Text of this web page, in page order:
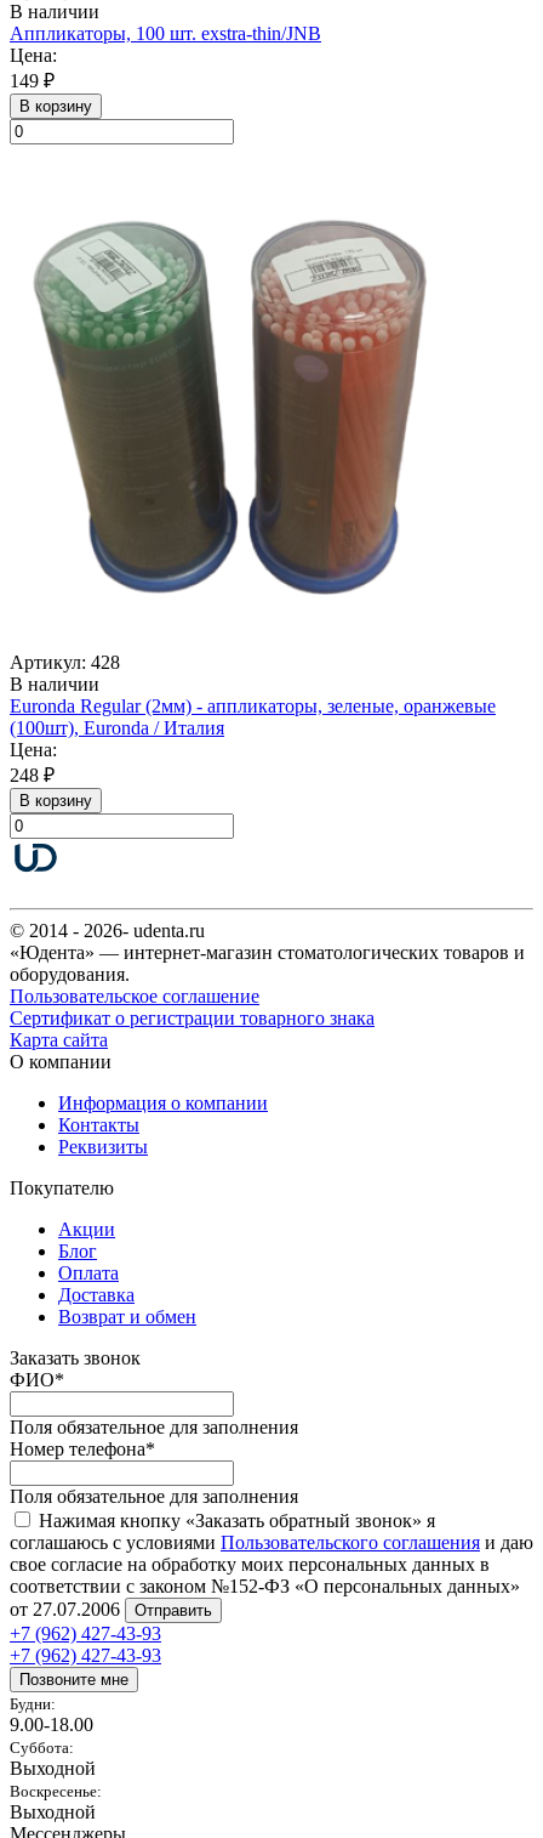
В наличии
Аппликаторы, 100 шт. exstra-thin/JNB
Цена:
149 ₽
В корзину
Артикул: 428
В наличии
Euronda Regular (2мм) - аппликаторы, зеленые, оранжевые
(100шт), Euronda / Италия
Цена:
248 ₽
В корзину
© 2014 - 2026- udenta.ru
«Юдента» — интернет-магазин стоматологических товаров и
оборудования.
Пользовательское соглашение
Сертификат о регистрации товарного знака
Карта сайта
О компании
Информация о компании
Контакты
Реквизиты
Покупателю
Акции
Блог
Оплата
Доставка
Возврат и обмен
Заказать звонок
ФИО*
Поля обязательное для заполнения
Номер телефона*
Поля обязательное для заполнения
Нажимая кнопку «Заказать обратный звонок» я
соглашаюсь с условиями Пользовательского соглашения и даю
свое согласие на обработку моих персональных данных в
соответствии с законом №152-ФЗ «О персональных данных»
от 27.07.2006
Отправить
+7 (962) 427-43-93
+7 (962) 427-43-93
Позвоните мне
Будни:
9.00-18.00
Суббота:
Выходной
Воскресенье:
Выходной
Мессенджеры